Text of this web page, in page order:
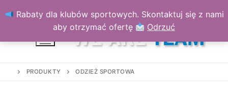
Rabaty dla klubów sportowych. Skontaktuj się z nami
aby otrzymać ofertę
Odrzuć
do
PRODUKTY ODZIEŻ SPORTOWA